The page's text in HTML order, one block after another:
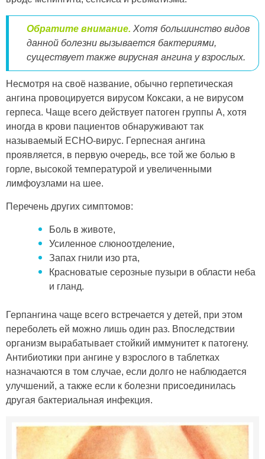
Обратите внимание. Хотя большинство видов
данной болезни вызывается бактериями,
существует также вирусная ангина у взрослых.
Несмотря на своё название, обычно герпетическая
ангина провоцируется вирусом Коксаки, а не вирусом
герпеса. Чаще всего действует патоген группы А, хотя
иногда в крови пациентов обнаруживают так
называемый ECHO-вирус. Герпесная ангина
проявляется, в первую очередь, все той же болью в
горле, высокой температурой и увеличенными
лимфоузлами на шее.
Перечень других симптомов:
Боль в животе,
Усиленное слюноотделение,
Запах гнили изо рта,
Красноватые серозные пузыри в области неба
и гланд.
Герпангина чаще всего встречается у детей, при этом
переболеть ей можно лишь один раз. Впоследствии
организм вырабатывает стойкий иммунитет к патогену.
Антибиотики при ангине у взрослого в таблетках
назначаются в том случае, если долго не наблюдается
улучшений, а также если к болезни присоединилась
другая бактериальная инфекция.